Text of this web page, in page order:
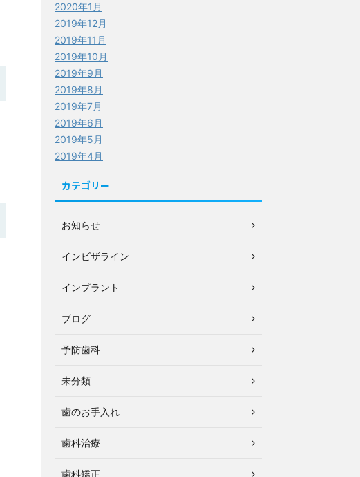
2020年1月
2019年12月
2019年11月
2019年10月
2019年9月
2019年8月
2019年7月
2019年6月
2019年5月
2019年4月
カテゴリー
お知らせ
インビザライン
インプラント
ブログ
予防歯科
未分類
歯のお手入れ
歯科治療
歯科矯正